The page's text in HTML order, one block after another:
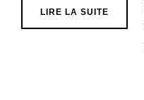
LIRE LA SUITE